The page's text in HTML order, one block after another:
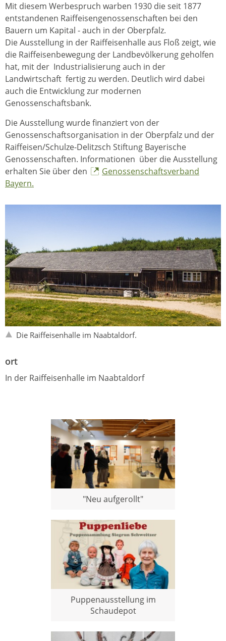
Mit diesem Werbespruch warben 1930 die seit 1877
entstandenen Raiffeisengenossenschaften bei den
Bauern um Kapital - auch in der Oberpfalz.
Die Ausstellung in der Raiffeisenhalle aus Floß zeigt, wie
die Raiffeisenbewegung der Landbevölkerung geholfen
hat, mit der Industrialisierung auch in der
Landwirtschaft fertig zu werden. Deutlich wird dabei
auch die Entwicklung zur modernen
Genossenschaftsbank.
Die Ausstellung wurde finanziert von der
Genossenschaftsorganisation in der Oberpfalz und der
Raiffeisen/Schulze-Delitzsch Stiftung Bayerische
Genossenschaften. Informationen über die Ausstellung
erhalten Sie über den
Genossenschaftsverband
Bayern.
Die Raiffeisenhalle im Naabtaldorf.
ort
In der Raiffeisenhalle im Naabtaldorf
"Neu aufgerollt"
Puppenausstellung im
Schaudepot